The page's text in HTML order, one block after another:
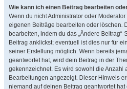
Wie kann ich einen Beitrag bearbeiten
Wenn du nicht Administrator oder
eigenen Beiträge bearbeiten oder löschen.
bearbeiten, indem du das „Ändere
Beitrag anklickst; eventuell ist dies nur für
seiner Erstellung möglich. Wenn bereits
geantwortet hat, wird dein Beitrag in der
gekennzeichnet. Es wird sowohl die Anzahl
Bearbeitungen angezeigt. Dieser Hinweis
niemand auf deinen Beitrag geantwortet